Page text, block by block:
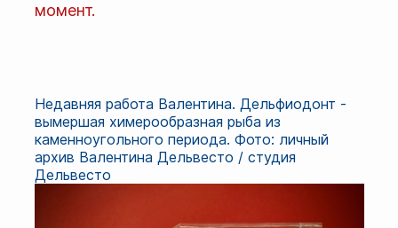
момент.
Недавняя работа Валентина. Дельфиодонт -
вымершая химерообразная рыба из
каменноугольного периода. Фото: личный
архив Валентина Дельвесто / студия
Дельвесто